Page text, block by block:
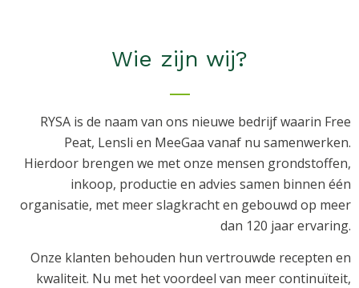
Wie zijn wij?
RYSA is de naam van ons nieuwe bedrijf waarin Free
Peat, Lensli en MeeGaa vanaf nu samenwerken.
Hierdoor brengen we met onze mensen grondstoffen,
inkoop, productie en advies samen binnen één
organisatie, met meer slagkracht en gebouwd op meer
dan 120 jaar ervaring.
Onze klanten behouden hun vertrouwde recepten en
kwaliteit. Nu met het voordeel van meer continuïteit,